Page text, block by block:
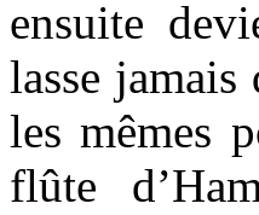
ensuite
lasse jamais
les mêmes
flûte